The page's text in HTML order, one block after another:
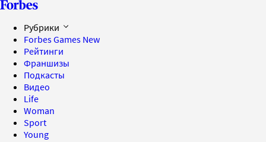
Рубрики
Forbes Games New
Рейтинги
Франшизы
Подкасты
Видео
Life
Woman
Sport
Young